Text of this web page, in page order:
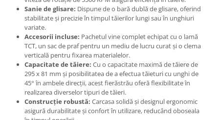
Sanie de glisare: Dispune de o bară dublă de glisare, oferind
stabilitate și precizie în timpul tăierilor lungi sau în unghiuri
variate.
Accesorii incluse: Pachetul vine complet echipat cu o lamă
TCT, un sac de praf pentru un mediu de lucru curat și o clema
verticală pentru fixarea materialelor.
Capacitate de tăiere: Cu o capacitate maximă de tăiere de
295 x 81 mm și posibilitatea de a efectua tăieturi cu unghi de
45° în ambele direcții, acest fierăstrău oferă flexibilitate în
realizarea diverselor tipuri de tăieri.
Construcție robustă: Carcasa solidă și designul ergonomic
asigură durabilitate și confort în utilizare, reducând oboseala